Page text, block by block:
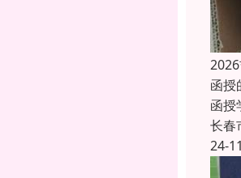
函授
函授
长春
24-